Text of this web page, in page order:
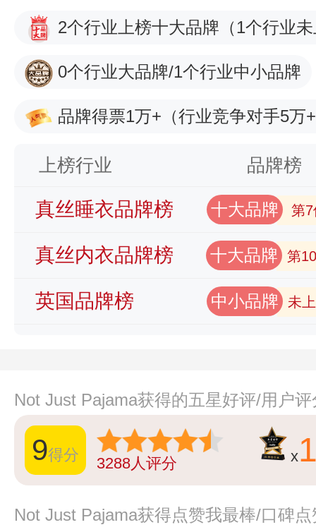
2个行业上榜十大品牌 （1个行业
0个行业大品牌/1个行业中小品牌
品牌得票1万+ （行业竞争对手5万
上榜行业 品牌榜
真丝睡衣品牌榜 十大品牌 第7
真丝内衣品牌榜 十大品牌 第
英国品牌榜 中小品牌 未
Not Just Pajama获得的五星好评/用户
9得分 3288人评分 x
Not Just Pajama获得点赞我最棒/口碑